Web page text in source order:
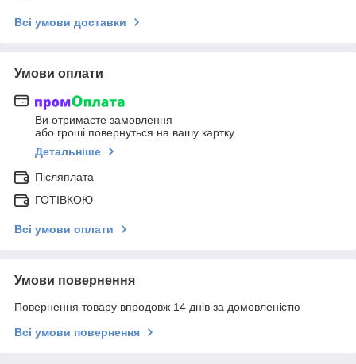
Всі умови доставки
Умови оплати
Ви отримаєте замовлення
або гроші повернуться на вашу картку
Детальніше
Післяплата
ГОТІВКОЮ
Всі умови оплати
Умови повернення
Повернення товару впродовж 14 днів за домовленістю
Всі умови повернення